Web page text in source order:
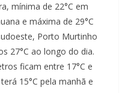
mínima de 22°C em
e máxima de 29°C
Porto Murtinho
27°C ao longo do dia.
ficam entre 17°C e
15°C pela manhã e